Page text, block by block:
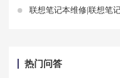
联想笔记本维修|联想笔记本进
热门问答